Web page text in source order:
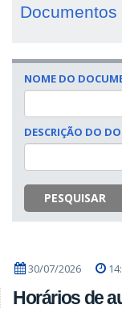
Documentos
NOME DO
DESCRIÇÃO DO
PESQUISAR
30/07/2026
Horários de